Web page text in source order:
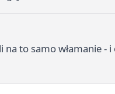
na to samo włamanie -